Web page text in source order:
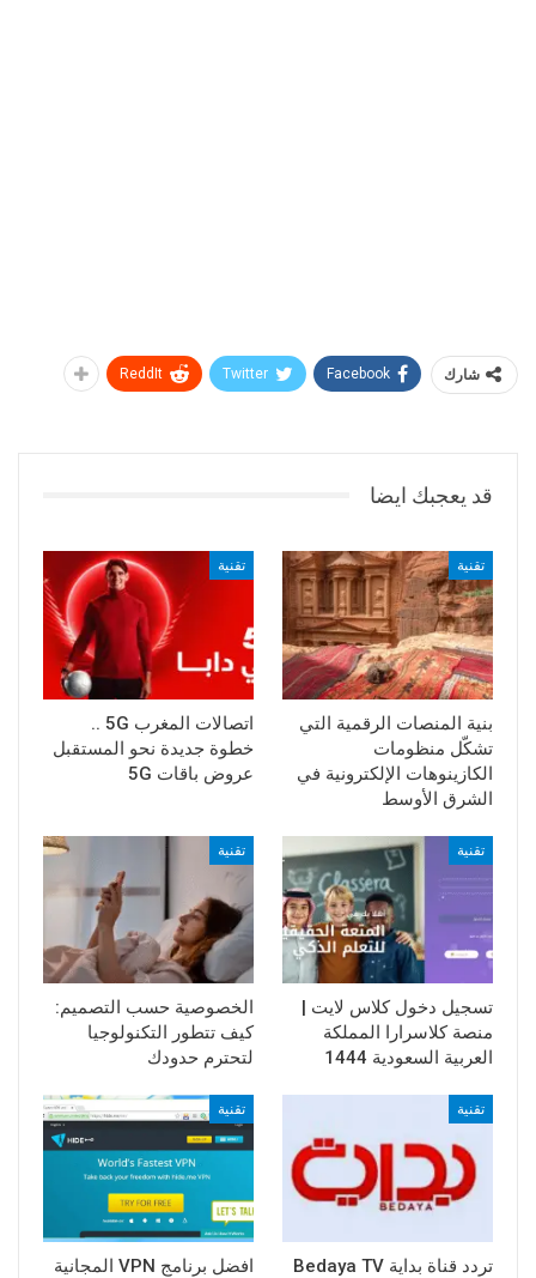
شارك Facebook
Twitter
ReddIt
قد يعجبك ايضا
تقنية
بنية المنصات الرقمية التي
تشكّل منظومات
الكازينوهات الإلكترونية في
الشرق الأوسط
تقنية
اتصالات المغرب 5G ..
خطوة جديدة نحو المستقبل
عروض باقات 5G
تقنية
تسجيل دخول كلاس لايت |
منصة كلاسرارا المملكة
العربية السعودية 1444
تقنية
الخصوصية حسب التصميم:
كيف تتطور التكنولوجيا
لتحترم حدودك
تقنية
تردد قناة بداية Bedaya TV
تقنية
افضل برنامج VPN المجانية